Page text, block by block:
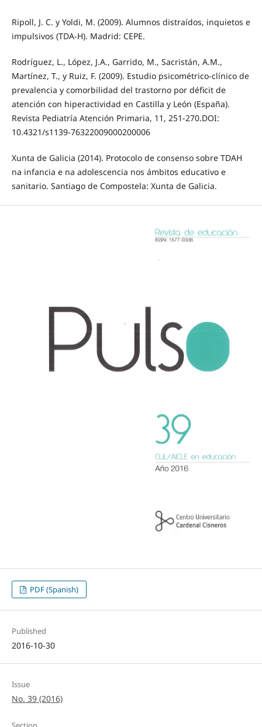
Ripoll, J. C. y Yoldi, M. (2009). Alumnos distraídos, inquietos e
impulsivos (TDA-H). Madrid: CEPE.
Rodríguez, L., López, J.A., Garrido, M., Sacristán, A.M.,
Martínez, T., y Ruiz, F. (2009). Estudio psicométrico-clínico de
prevalencia y comorbilidad del trastorno por déficit de
atención con hiperactividad en Castilla y León (España).
Revista Pediatría Atención Primaria, 11, 251-270.DOI:
10.4321/s1139-76322009000200006
Xunta de Galicia (2014). Protocolo de consenso sobre TDAH
na infancia e na adolescencia nos ámbitos educativo e
sanitario. Santiago de Compostela: Xunta de Galicia.
PDF (Spanish)
Published
2016-10-30
Issue
No. 39 (2016)